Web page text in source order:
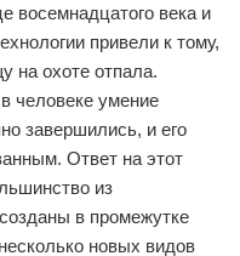
восемнадцатого века и
привели к тому,
на охоте отпала.
человеке умение
завершились, и его
Ответ на этот
из
в промежутке
новых видов